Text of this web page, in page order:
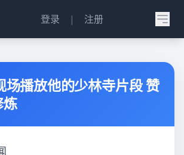
登录 | 注册
场播放他的少林寺片段 赞
炼